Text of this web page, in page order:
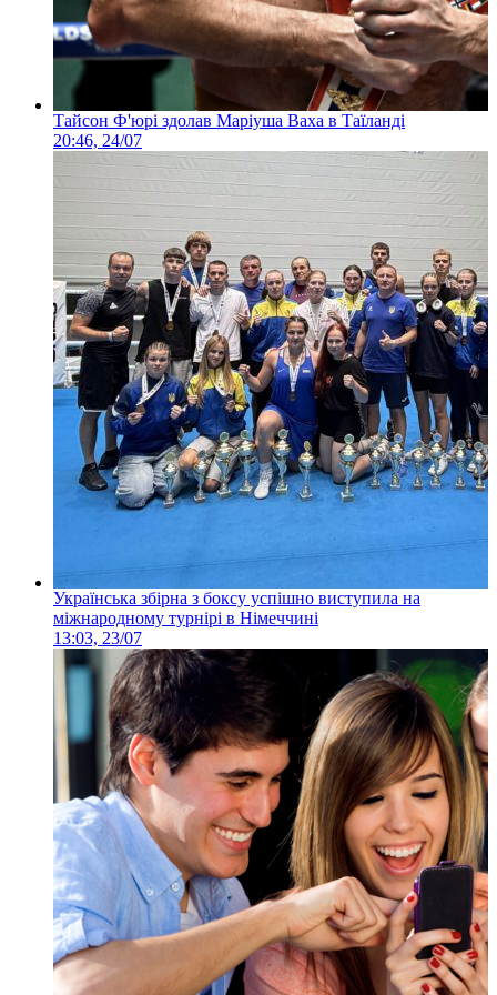
Тайсон Ф'юрі здолав Маріуша Ваха в Таїланді
20:46, 24/07
Українська збірна з боксу успішно виступила на
міжнародному турнірі в Німеччині
13:03, 23/07